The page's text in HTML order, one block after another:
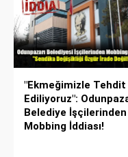
"Ekmeğimizle Tehdit
Ediliyoruz":
Belediye İşçilerinden
Mobbing İddiası!